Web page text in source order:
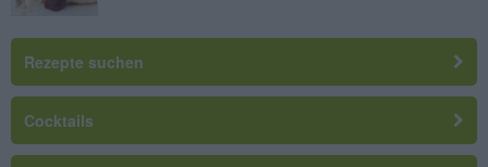
Rezepte suchen
Cocktails